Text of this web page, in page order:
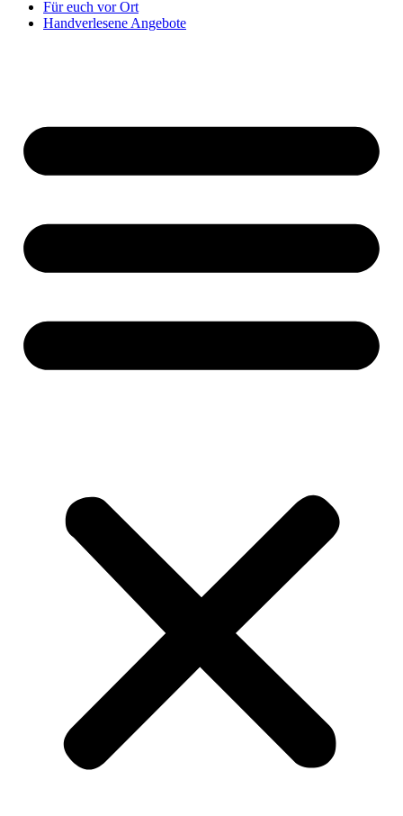
Für euch vor Ort
Handverlesene Angebote